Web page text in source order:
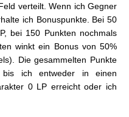
verteilt. Wenn ich Gegner
ich Bonuspunkte. Bei 50
bei 150 Punkten nochmals
winkt ein Bonus von 50%
Die gesammelten Punkte
bis ich entweder in einen
0 LP erreicht oder ich